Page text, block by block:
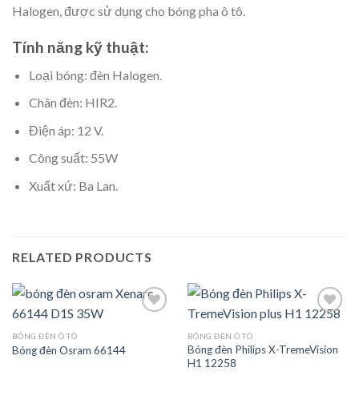
Halogen, được sử dụng cho bóng pha ô tô.
Tính năng kỹ thuật:
Loại bóng: đèn Halogen.
Chân đèn: HIR2.
Điện áp: 12 V.
Công suất: 55W
Xuất xứ: Ba Lan.
RELATED PRODUCTS
BÓNG ĐÈN Ô TÔ
Bóng đèn Osram 66144
Add to
BÓNG ĐÈN Ô TÔ
Bóng đèn Philips X-TremeVision
H1 12258